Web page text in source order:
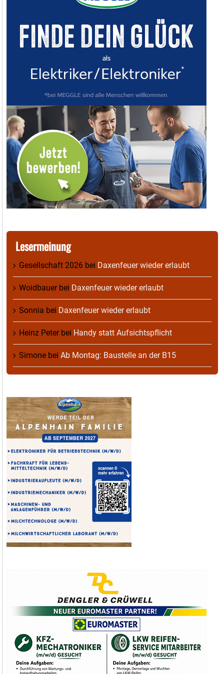
Lesermeinung
Gesellschaft 2026 bei Daxenfeuer wieder erlaubt
Woidbauerbei Daxenfeuer wieder erlaubt
Sonnia bei Daxenfeuer wieder erlaubt
Heinz Peterbei Handy statt Aufsichtspflicht
Simone bei Ab Montag: Baustelle an der B15